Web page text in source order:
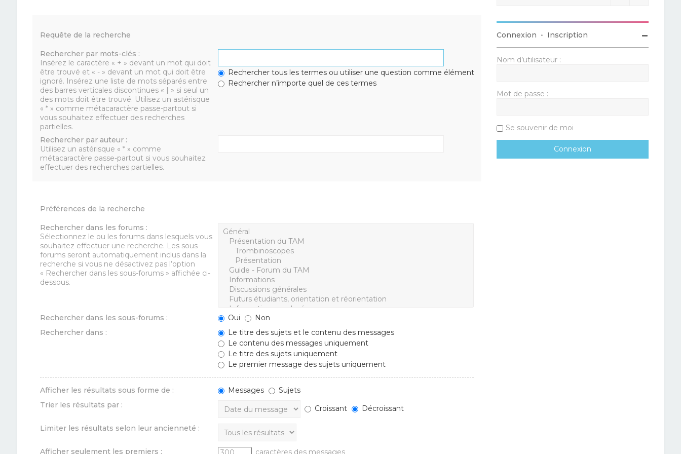
Requête de la recherche
Rechercher par mots-clés :
Insérez le caractère « + » devant un mot qui doit
être trouvé et « - » devant un mot qui doit être
ignoré. Insérez une liste de mots séparés entre
des barres verticales discontinues « | » si seul un
des mots doit être trouvé. Utilisez un astérisque
« * » comme métacaractère passe-partout si
vous souhaitez effectuer des recherches
partielles.
Rechercher tous les termes ou utiliser une question comme élément
Rechercher n’importe quel de ces termes
Rechercher par auteur :
Utilisez un astérisque « * » comme
métacaractère passe-partout si vous souhaitez
effectuer des recherches partielles.
Préférences de la recherche
Rechercher dans les forums :
Sélectionnez le ou les forums dans lesquels vous
souhaitez effectuer une recherche. Les sous-
forums seront automatiquement inclus dans la
recherche si vous ne désactivez pas l’option
« Rechercher dans les sous-forums » affichée ci-
dessous.
Rechercher dans les sous-forums : Oui
Non
Rechercher dans :
Le titre des sujets et le contenu des messages
Le contenu des messages uniquement
Le titre des sujets uniquement
Le premier message des sujets uniquement
Afficher les résultats sous forme de : Messages
Sujets
Trier les résultats par :
Croissant Décroissant
Limiter les résultats selon leur ancienneté :
Afficher seulement les premiers : caractères des messages
Connexion • Inscription
Nom d’utilisateur :
Mot de passe :
Se souvenir de moi